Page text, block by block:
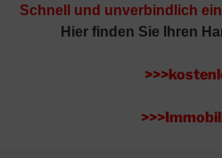
Schnell und unverbindlich
Hier finden Sie Ihren